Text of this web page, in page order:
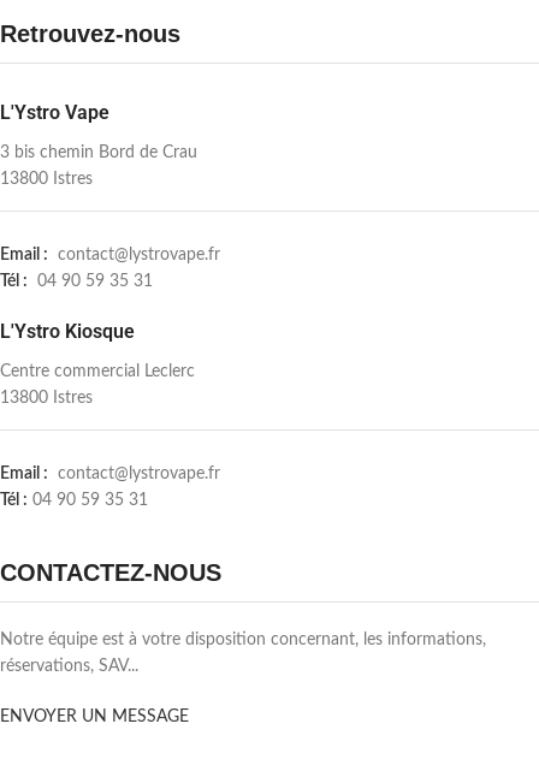
Retrouvez-nous
L'Ystro Vape
3 bis chemin Bord de Crau
13800 Istres
Email : contact@lystrovape.fr
Tél : 04 90 59 35 31
L'Ystro Kiosque
Centre commercial Leclerc
13800 Istres
Email : contact@lystrovape.fr
Tél : 04 90 59 35 31
CONTACTEZ-NOUS
Notre équipe est à votre disposition concernant, les informations,
réservations, SAV...
ENVOYER UN MESSAGE